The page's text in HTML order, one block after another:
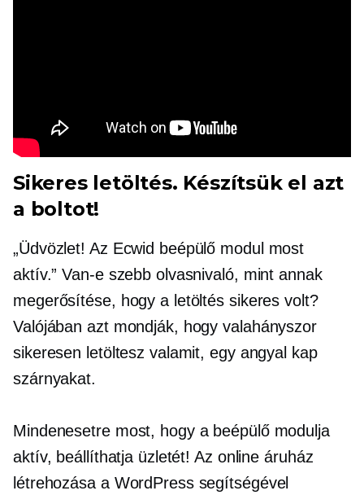
Sikeres letöltés. Készítsük el azt
a boltot!
„Üdvözlet! Az Ecwid beépülő modul most
aktív.” Van-e szebb olvasnivaló, mint annak
megerősítése, hogy a letöltés sikeres volt?
Valójában azt mondják, hogy valahányszor
sikeresen letöltesz valamit, egy angyal kap
szárnyakat.
Mindenesetre most, hogy a beépülő modulja
aktív, beállíthatja üzletét! Az online áruház
létrehozása a WordPress segítségével